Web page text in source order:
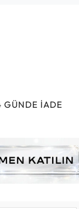
GÜNDE İADE